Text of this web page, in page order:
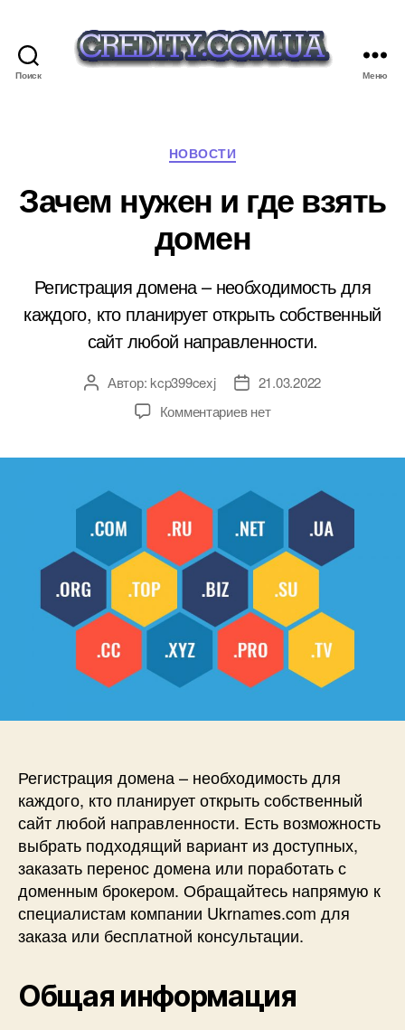
Поиск Меню
Рубрики
НОВОСТИ
Зачем нужен и где взять
домен
Регистрация домена – необходимость для
каждого, кто планирует открыть собственный
сайт любой направленности.
АвторАвтор: kcp399cexj
Дата21.03.2022
Комментариевк
и
взять
домен
нет
Регистрация домена – необходимость для
каждого, кто планирует открыть собственный
сайт любой направленности. Есть возможность
выбрать подходящий вариант из доступных,
заказать перенос домена или поработать с
доменным брокером. Обращайтесь напрямую к
специалистам компании Ukrnames.com для
заказа или бесплатной консультации.
Общая информация